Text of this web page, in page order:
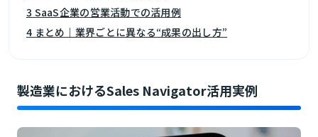
3 SaaS企業の営業活動での活用例
4 まとめ｜業界ごとに異なる“成果の出し方”
製造業におけるSales Navigator活用実例